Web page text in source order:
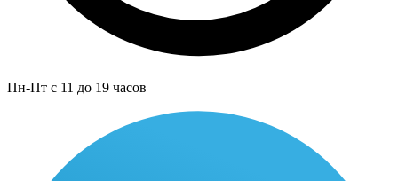
Пн-Пт с 11 до 19 часов